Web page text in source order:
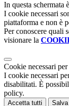
In questa schermata
I cookie necessari
piattaforma e non è
Per conoscere quali
visionare la
Cookie necessari
I cookie necessari
disabilitati. È
policy.
Accetta tutti